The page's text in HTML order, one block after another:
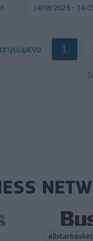
14/08/2023 -
1